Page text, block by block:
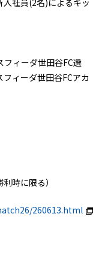
入社員(2名)によるキッ
ィーダ世田谷FC選
ィーダ世田谷FCアカ
時に限る）
260613.html